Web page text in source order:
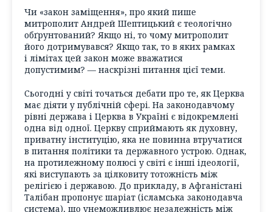
Чи «закон заміщення», про який пише
митрополит Андрей Шептицький є теологічно
обґрунтований? Якщо ні, то чому митрополит
його дотримувався? Якщо так, то в яких рамках
і лімітах цей закон може вважатися
допустимим? — наскрізні питання цієї теми.
Сьогодні у світі точаться дебати про те, як Церква
має діяти у публічній сфері. На законодавчому
рівні держава і Церква в Україні є відокремлені
одна від одної. Церкву сприймають як духовну,
приватну інституцію, яка не повинна втручатися
в питання політики та державного устрою. Однак,
на протилежному полюсі у світі є інші ідеології,
які виступають за цілковиту тотожність між
релігією і державою. До прикладу, в Афганістані
Талібан пропонує шаріат (ісламська законодавча
система), що унеможливлює незалежність між